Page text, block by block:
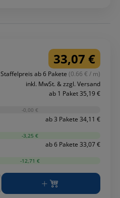
33,07 €
Staffelpreis ab 6 Pakete (0.66 € / m)
inkl. MwSt. & zzgl. Versand
ab 1 Paket 35,19 €
-0,00 €
ab 3 Pakete 34,11 €
-3,25 €
ab 6 Pakete 33,07 €
-12,71 €